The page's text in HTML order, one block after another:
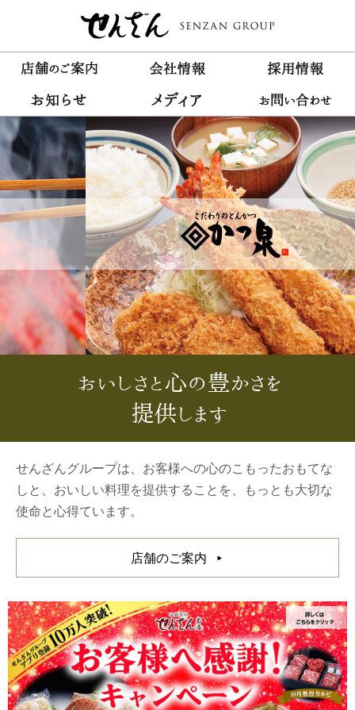
せんざんグループは、お客様への心のこもったおもてな
しと、おいしい料理を提供することを、もっとも大切な
使命と心得ています。
店舗のご案内